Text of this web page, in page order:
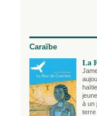
Caraïbe
La
à un
terre